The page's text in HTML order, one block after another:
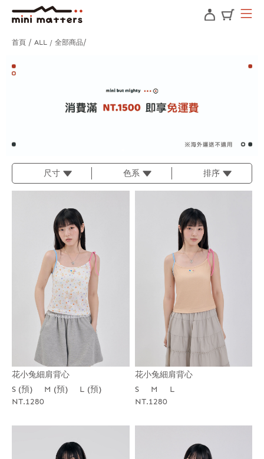
首頁 ALL / 全部商品
尺寸 色系 排序
花小兔細肩背心
S (預)
M (預)
L (預)
NT.1280
花小兔細肩背心
S
M
L
NT.1280